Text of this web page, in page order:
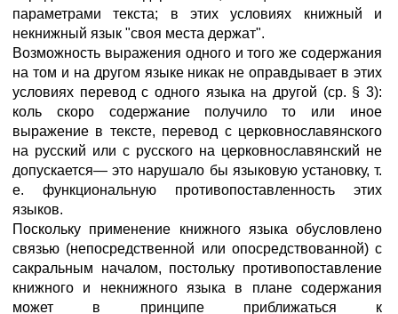
параметрами текста; в этих условиях книжный и
некнижный язык "своя места держат".
Возможность выражения одного и того же содержания
на том и на другом языке никак не оправдывает в этих
условиях перевод с одного языка на другой (ср. § 3):
коль скоро содержание получило то или иное
выражение в тексте, перевод с церковнославянского
на русский или с русского на церковнославянский не
допускается— это нарушало бы языковую установку, т.
е. функциональную противопоставленность этих
языков.
Поскольку применение книжного языка обусловлено
связью (непосредственной или опосредствованной) с
сакральным началом, постольку противопоставление
книжного и некнижного языка в плане содержания
может в принципе приближаться к